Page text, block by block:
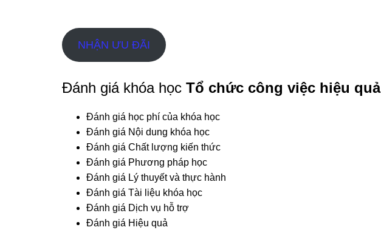
NHẬN ƯU ĐÃI
Đánh giá khóa học Tổ chức công việc hiệu quả
Đánh giá học phí của khóa học
Đánh giá Nội dung khóa học
Đánh giá Chất lượng kiến thức
Đánh giá Phương pháp học
Đánh giá Lý thuyết và thực hành
Đánh giá Tài liệu khóa học
Đánh giá Dịch vụ hỗ trợ
Đánh giá Hiệu quả